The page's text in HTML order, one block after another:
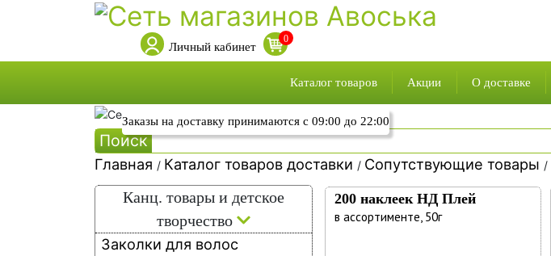
Личный кабинет
0
Заказы на доставку принимаются с 09:00 до 22:00
Каталог товаров
Каталог товаров доставки
Каталог акционных товаров
Собственная торговая марка
Собственное производство
Акции О доставке
Поиск
Главная / Каталог товаров доставки / Сопутствующие товары /
Канц. товары и детское
творчество
Заколки для волос
Каталог
товаров
200 наклеек НД Плей
в ассортименте, 50г